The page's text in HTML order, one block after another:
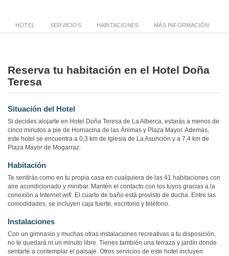
HOTEL SERVICIOS HABITACIONES MÁS INFORMACIÓN
Reserva tu habitación en el Hotel Doña
Teresa
Situación del Hotel
Si decides alojarte en Hotel Doña Teresa de La Alberca, estarás a menos de
cinco minutos a pie de Hornacina de las Ánimas y Plaza Mayor. Además,
este hotel se encuentra a 0,3 km de Iglesia de La Asunción y a 7,4 km de
Plaza Mayor de Mogarraz.
Habitación
Te sentirás como en tu propia casa en cualquiera de las 41 habitaciones con
aire acondicionado y minibar. Mantén el contacto con los tuyos gracias a la
conexión a Internet wifi. El cuarto de baño está provisto de ducha. Entre las
comodidades, se incluyen caja fuerte, escritorio y teléfono.
Instalaciones
Con un gimnasio y muchas otras instalaciones recreativas a tu disposición,
no te quedará ni un minuto libre. Tienes también una terraza y jardín donde
sentarte a contemplar el paisaje. Otros servicios de este hotel incluyen